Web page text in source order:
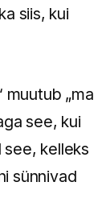
siis, kui
„ma
see, kui
kelleks
sünnivad